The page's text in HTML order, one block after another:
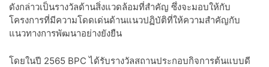
ดังกล่าวเป็นรางวัลด้านสิ่งแวดล้อมที่สําคัญ ซึ่งจะมอบให้กับ
โครงการที่มีความโดดเด่นด้านแนวปฏิบัติที่ให้ความสําคัญกับ
แนวทางการพัฒนาอย่างยังยืน
โดยในปี 2565 BPC ได้รับรางวัลสถานประกอบกิจการต้นแบบดี